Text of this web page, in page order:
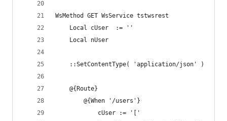
WsMethod GET WsService tstwsrest
	Local cUser  := ''
    Local nUser
    ::SetContentType( 'application/json' )
    @{Route}
        @{When '/users'}
            cUser := '['